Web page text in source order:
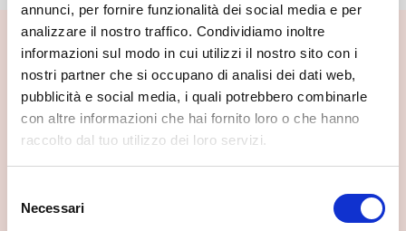
annunci, per fornire funzionalità dei social media e per
analizzare il nostro traffico. Condividiamo inoltre
informazioni sul modo in cui utilizzi il nostro sito con i
nostri partner che si occupano di analisi dei dati web,
pubblicità e social media, i quali potrebbero combinarle
con altre informazioni che hai fornito loro o che hanno
raccolto dal tuo utilizzo dei loro servizi.
delNecessari
📍 Cosa vedere nei dintorni
Se vuoi scoprire di più su questa zona, qui trovi altri
spunti utili.